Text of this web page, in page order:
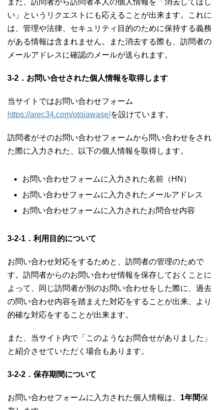
い」というリクエストにも応えることが出来ます。これに
は、管理や法律、セキュリティ目的のために保持する義務
がある情報は含まれません。また消去する際も、訪問者の
メールアドレスに確認のメールが送られます。
3-2．お問い合せされた個人情報を取得します
当サイトではお問い合わせフォーム
https://arec34.com/otoiawase/を設けています。
訪問者がそのお問い合わせフォームから問い合わせをされ
た際に入力された、以下の個人情報を取得します。
お問い合わせフォームに入力された名前（HN）
お問い合わせフォームに入力されたメールアドレス
お問い合わせフォームに入力されたお問合せ内容
3-2-1．利用目的について
お問い合わせ対応をするためと、訪問者の管理のためで
す。訪問者からのお問い合わせ情報を保存しておくことに
よって、同じ訪問者が別のお問い合わせをした際に、過去
の問い合わせ内容を踏まえた対応をすることが出来、より
的確な対応をすることが出来ます。
また、当サイト内で「このようなお問合せがありました」
と紹介させていただく場合もあります。
3-2-2．保存期間について
お問い合わせフォームに入力された個人情報は、 1年間保